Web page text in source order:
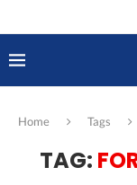
Home Tags
TAG: